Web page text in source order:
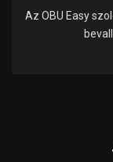
Az OBU Easy